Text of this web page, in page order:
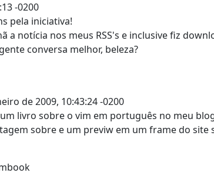
-0200
pela iniciativa!
a notícia nos meus RSS's e inclusive fiz
conversa melhor, beleza?
de 2009, 10:43:24 -0200
livro sobre o vim em português no meu
sobre e um previw em um frame do site